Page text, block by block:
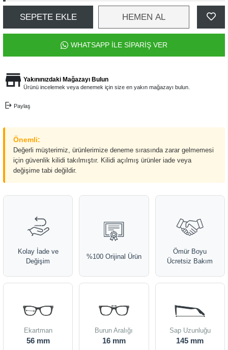
SEPETE EKLE HEMEN AL
WHATSAPP İLE SİPARİŞ VER
Yakınınızdaki Mağazayı Bulun
Ürünü incelemek veya denemek için size en yakın mağazayı bulun.
Paylaş
Önemli:
Değerli müşterimiz, ürünlerimize deneme sırasında zarar gelmemesi
için güvenlik kilidi takılmıştır. Kilidi açılmış ürünler iade veya
değişime tabi değildir.
Kolay İade ve
Değişim
%100 Orijinal Ürün
Ömür Boyu
Ücretsiz Bakım
Ekartman
56 mm
Burun Aralığı
16 mm
Sap Uzunluğu
145 mm